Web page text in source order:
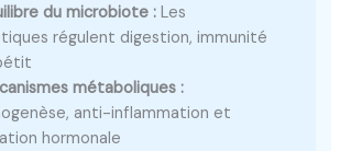
du microbiote :Les
régulent digestion, immunité
métaboliques :
anti-inflammation et
hormonale